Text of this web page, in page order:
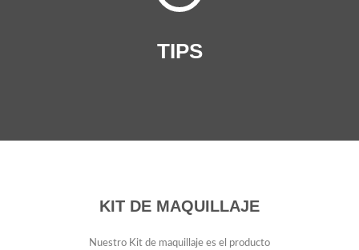
TIPS
KIT DE MAQUILLAJE
Nuestro Kit de maquillaje es el producto